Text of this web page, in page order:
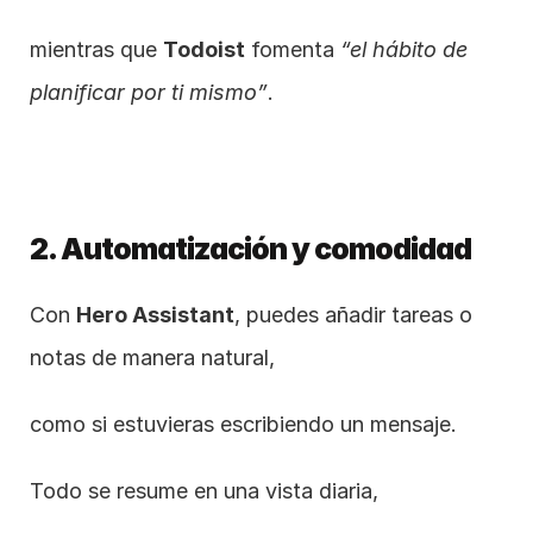
mientras que Todoist fomenta “el hábito de
planificar por ti mismo”.
2. Automatización y comodidad
Con Hero Assistant, puedes añadir tareas o
notas de manera natural,
como si estuvieras escribiendo un mensaje.
Todo se resume en una vista diaria,